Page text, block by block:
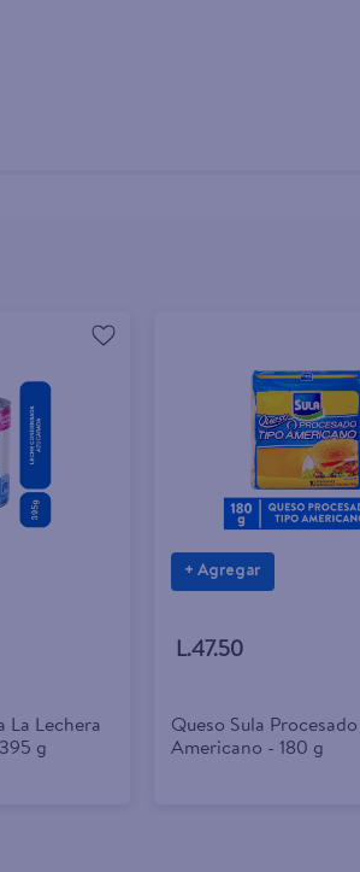
La Lechera
g
+ Agregar
L.47.50
Queso Sula
Americano - 180 g